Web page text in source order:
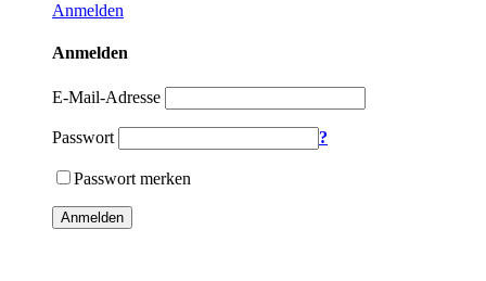
Anmelden
Anmelden
E-Mail-Adresse
Passwort ?
Passwort merken
Anmelden